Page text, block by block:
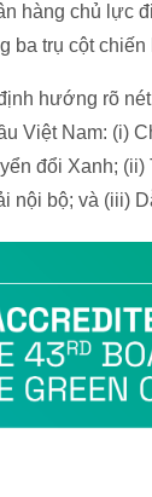
hàng chủ lực
ba trụ cột
hướng rõ
Việt Nam: (i)
đổi Xanh;
nội bộ; và (iii)